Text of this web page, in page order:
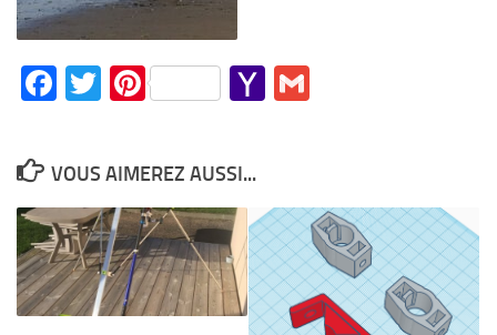
Facebook
TwitterPinterestYahoo
VOUS AIMEREZ AUSSI...